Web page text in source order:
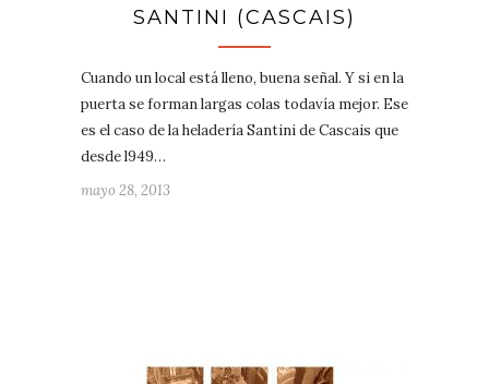
SANTINI (CASCAIS)
Cuando un local está lleno, buena señal. Y si en la
puerta se forman largas colas todavía mejor. Ese
es el caso de la heladería Santini de Cascais que
desde l949…
mayo 28, 2013